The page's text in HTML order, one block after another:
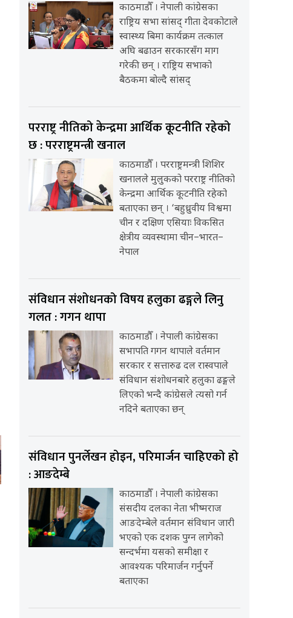
काठमाडौँ । नेपाली कांग्रेसका
राष्ट्रिय सभा सांसद् गीता देवकोटाले
स्वास्थ्य बिमा कार्यक्रम तत्काल
अघि बढाउन सरकारसँग माग
गरेकी छन् । राष्ट्रिय सभाको
बैठकमा बोल्दै सांसद्
परराष्ट्र नीतिको केन्द्रमा आर्थिक कूटनीति रहेको
छ : परराष्ट्रमन्त्री खनाल
काठमाडौँ । परराष्ट्रमन्त्री शिशिर
खनालले मुलुकको परराष्ट्र नीतिको
केन्द्रमा आर्थिक कूटनीति रहेको
बताएका छन् । ‘बहुध्रुवीय विश्वमा
चीन र दक्षिण एसियाः विकसित
क्षेत्रीय व्यवस्थामा चीन–भारत–
नेपाल
संविधान संशोधनको विषय हलुका ढङ्गले लिनु
गलत : गगन थापा
काठमाडौँ । नेपाली कांग्रेसका
सभापति गगन थापाले वर्तमान
सरकार र सत्तारुढ दल रास्वपाले
संविधान संशोधनबारे हलुका ढङ्गले
लिएको भन्दै कांग्रेसले त्यसो गर्न
नदिने बताएका छन्
संविधान पुनर्लेखन होइन, परिमार्जन चाहिएको हो
: आङदेम्बे
काठमाडौँ । नेपाली कांग्रेसका
संसदीय दलका नेता भीष्मराज
आङदेम्बेले वर्तमान संविधान जारी
भएको एक दशक पुग्न लागेको
सन्दर्भमा यसको समीक्षा र
आवश्यक परिमार्जन गर्नुपर्ने
बताएका